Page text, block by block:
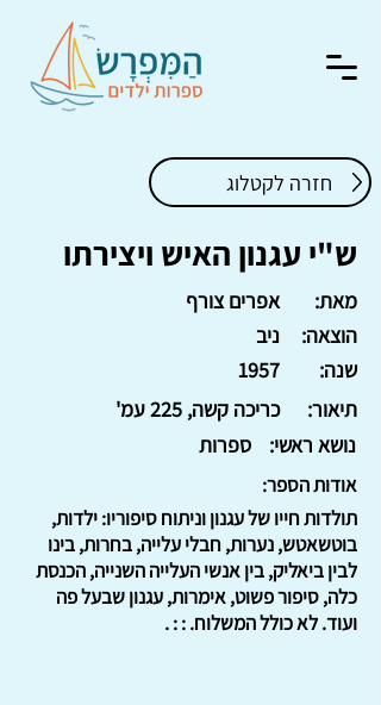
חזרה לקטלוג
ש"י עגנון האיש ויצירתו
אפרים צורף
מאת:
ניב
הוצאה:
1957
שנה:
כריכה קשה, 225 עמ'
תיאור:
ספרות
נושא ראשי:
אודות הספר:
תולדות חייו של עגנון וניתוח סיפוריו: ילדות,
בוטשאטש, נערות, חבלי עלייה, בחרות, בינו
לבין ביאליק, בין אנשי העלייה השנייה, הכנסת
כלה, סיפור פשוט, אימרות, עגנון שבעל פה
ועוד. לא כולל המשלוח. : : .